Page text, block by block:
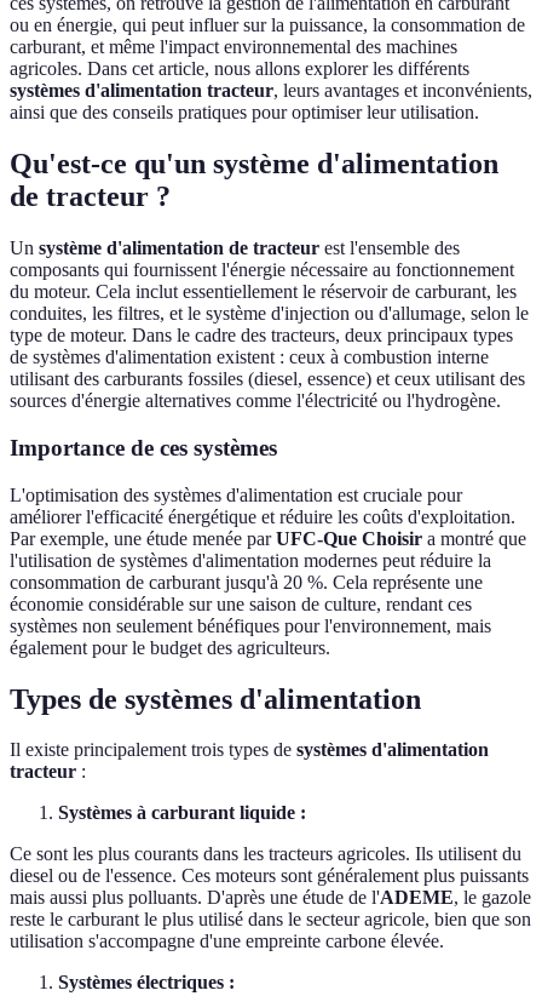
ou en énergie, qui peut influer sur la puissance, la consommation de
carburant, et même l'impact environnemental des machines
agricoles. Dans cet article, nous allons explorer les différents
systèmes d'alimentation tracteur, leurs avantages et inconvénients,
ainsi que des conseils pratiques pour optimiser leur utilisation.
Qu'est-ce qu'un système d'alimentation
de tracteur ?
Un système d'alimentation de tracteur est l'ensemble des
composants qui fournissent l'énergie nécessaire au fonctionnement
du moteur. Cela inclut essentiellement le réservoir de carburant, les
conduites, les filtres, et le système d'injection ou d'allumage, selon le
type de moteur. Dans le cadre des tracteurs, deux principaux types
de systèmes d'alimentation existent : ceux à combustion interne
utilisant des carburants fossiles (diesel, essence) et ceux utilisant des
sources d'énergie alternatives comme l'électricité ou l'hydrogène.
Importance de ces systèmes
L'optimisation des systèmes d'alimentation est cruciale pour
améliorer l'efficacité énergétique et réduire les coûts d'exploitation.
Par exemple, une étude menée parUFC-Que Choisir a montré que
l'utilisation de systèmes d'alimentation modernes peut réduire la
consommation de carburant jusqu'à 20 %. Cela représente une
économie considérable sur une saison de culture, rendant ces
systèmes non seulement bénéfiques pour l'environnement, mais
également pour le budget des agriculteurs.
Types de systèmes d'alimentation
Il existe principalement trois types de systèmes d'alimentation
tracteur :
Systèmes à carburant liquide :
Ce sont les plus courants dans les tracteurs agricoles. Ils utilisent du
diesel ou de l'essence. Ces moteurs sont généralement plus puissants
mais aussi plus polluants. D'après une étude de l'ADEME, le gazole
reste le carburant le plus utilisé dans le secteur agricole, bien que son
utilisation s'accompagne d'une empreinte carbone élevée.
Systèmes électriques :